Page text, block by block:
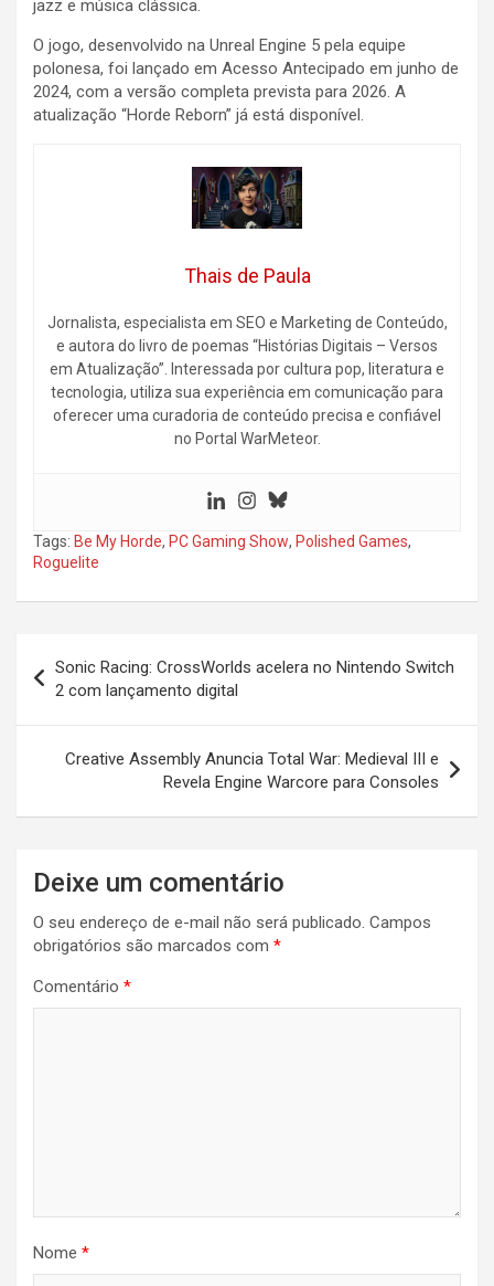
jazz e música clássica.
O jogo, desenvolvido na Unreal Engine 5 pela equipe
polonesa, foi lançado em Acesso Antecipado em junho de
2024, com a versão completa prevista para 2026. A
atualização “Horde Reborn” já está disponível.
Thais de Paula
Jornalista, especialista em SEO e Marketing de Conteúdo,
e autora do livro de poemas “Histórias Digitais – Versos
em Atualização”. Interessada por cultura pop, literatura e
tecnologia, utiliza sua experiência em comunicação para
oferecer uma curadoria de conteúdo precisa e confiável
no Portal WarMeteor.
Tags: Be My Horde, PC Gaming Show, Polished Games,
Roguelite
de
Post
Sonic Racing: CrossWorlds acelera no Nintendo Switch
2 com lançamento digital
Creative Assembly Anuncia Total War: Medieval III e
Revela Engine Warcore para Consoles
Deixe um comentário
O seu endereço de e-mail não será publicado. Campos
obrigatórios são marcados com *
Comentário *
Nome *